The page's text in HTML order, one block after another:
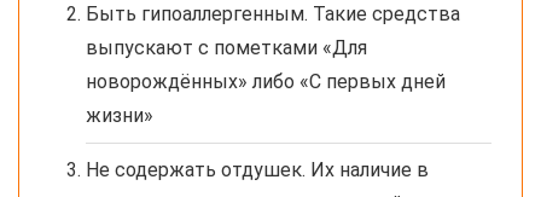
Быть гипоаллергенным. Такие средства
выпускают с пометками «Для
новорождённых» либо «С первых дней
жизни»
Не содержать отдушек. Их наличие в